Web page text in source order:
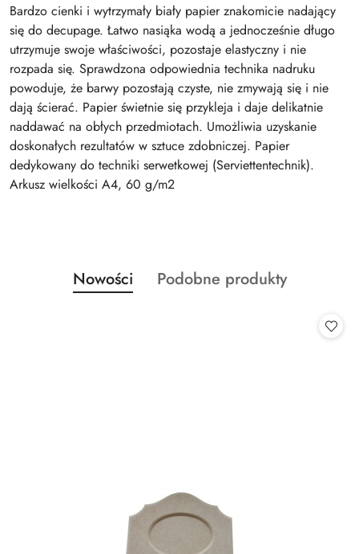
Bardzo cienki i wytrzymały biały papier znakomicie nadający
się do decupage. Łatwo nasiąka wodą a jednocześnie długo
utrzymuje swoje właściwości, pozostaje elastyczny i nie
rozpada się. Sprawdzona odpowiednia technika nadruku
powoduje, że barwy pozostają czyste, nie zmywają się i nie
dają ścierać. Papier świetnie się przykleja i daje delikatnie
naddawać na obłych przedmiotach. Umożliwia uzyskanie
doskonałych rezultatów w sztuce zdobniczej. Papier
dedykowany do techniki serwetkowej (Serviettentechnik).
Arkusz wielkości A4, 60 g/m2
Pomiń karuzelę produktów
Produkty
o
Nowości
Produkty
Podobne produkty